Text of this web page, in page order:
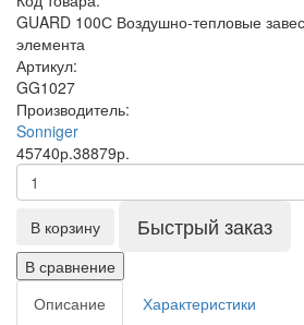
GUARD 100С Воздушно-тепловые
элемента
Артикул:
GG1027
Производитель:
Sonniger
45740р.38879р.
В корзину Быстрый заказ
В сравнение
Описание
Характеристики